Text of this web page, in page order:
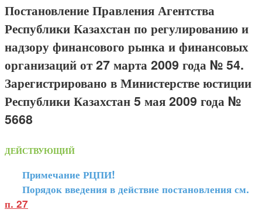
Постановление Правления Агентства
Республики Казахстан по регулированию и
надзору финансового рынка и финансовых
организаций от 27 марта 2009 года № 54.
Зарегистрировано в Министерстве юстиции
Республики Казахстан 5 мая 2009 года №
5668
ДЕЙСТВУЮЩИЙ
Примечание РЦПИ!
Порядок введения в действие постановления см.
п. 27